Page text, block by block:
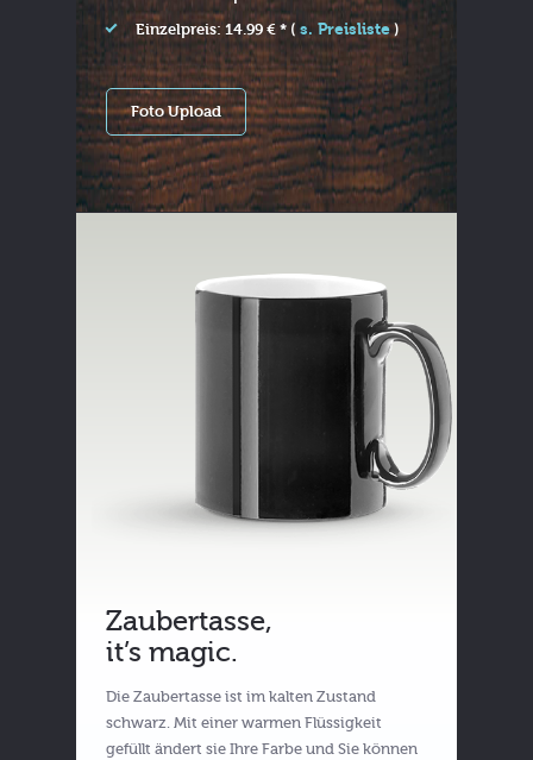
Einzelpreis: 14.99 € * ( s. Preisliste)
Foto Upload
Zaubertasse,
it’s magic.
Die Zaubertasse ist im kalten Zustand
schwarz. Mit einer warmen Flüssigkeit
gefüllt ändert sie Ihre Farbe und Sie können